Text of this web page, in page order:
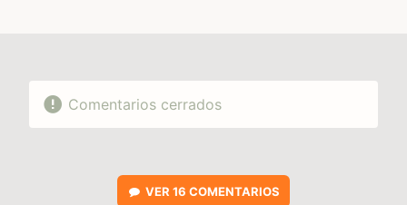
Comentarios cerrados
VER 16 COMENTARIOS